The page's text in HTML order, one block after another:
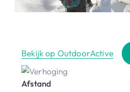
Bekijk op OutdoorActive
Afstand